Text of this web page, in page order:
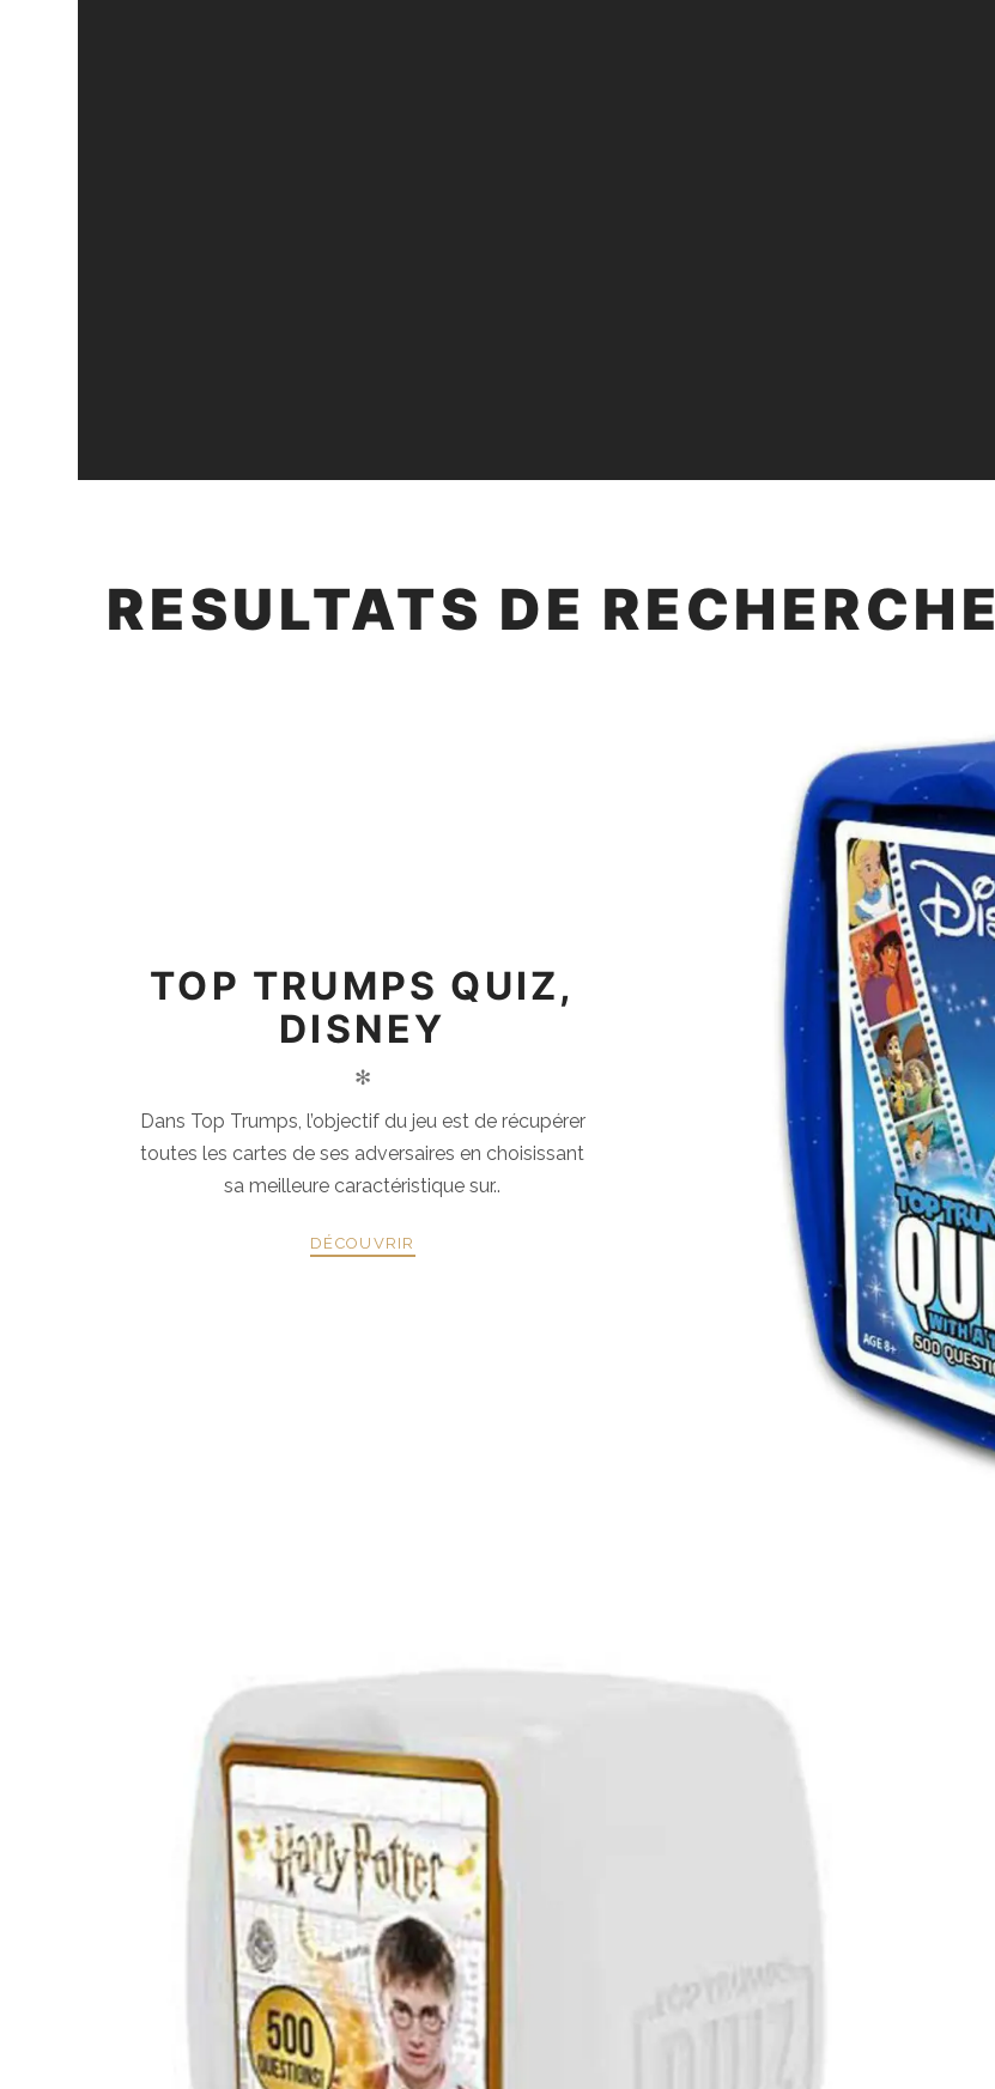
RESULTATS DE RECHERCHE
TOP TRUMPS QUIZ,
DISNEY
✻
Dans Top Trumps, l’objectif du jeu est de récupérer
toutes les cartes de ses adversaires en choisissant
sa meilleure caractéristique sur..
DÉCOUVRIR